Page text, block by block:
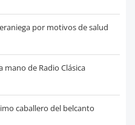
por motivos de salud
mano de Radio Clásica
caballero del belcanto